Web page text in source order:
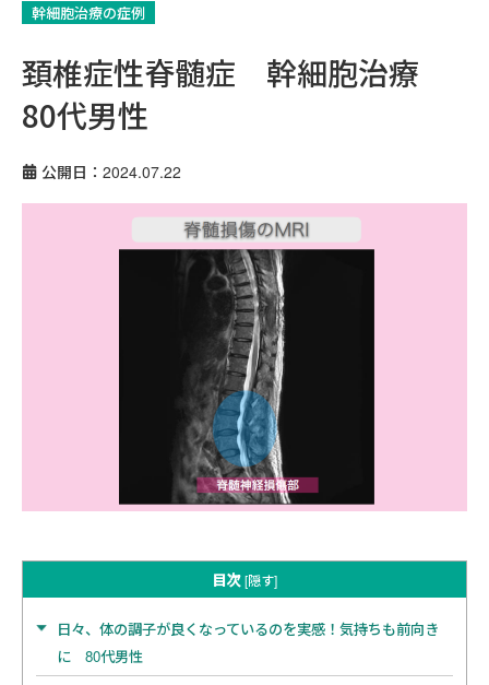
幹細胞治療の症例
頚椎症性脊髄症 幹細胞治療
80代男性
公開日：2024.07.22
目次 [隠す]
日々、体の調子が良くなっているのを実感！気持ちも前向き
に 80代男性